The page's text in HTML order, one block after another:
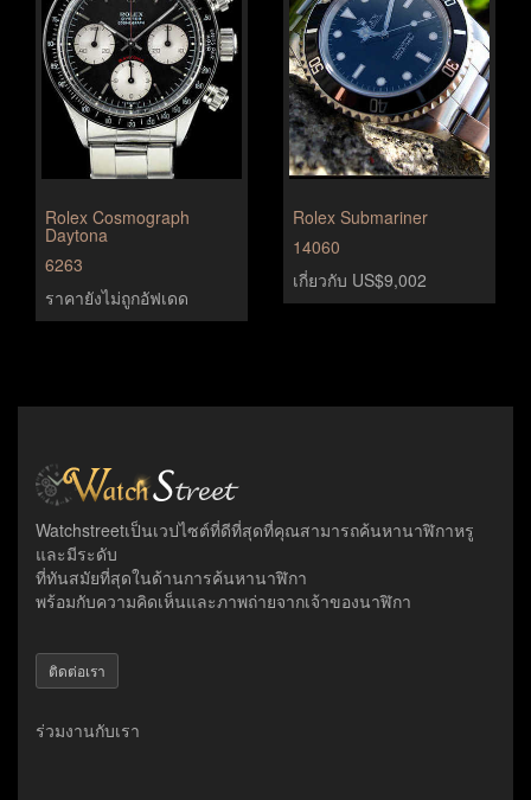
Rolex Cosmograph
Daytona
6263
ราคายังไม่ถูกอัฟเดด
Rolex Submariner
14060
เกี่ยวกับ US$9,002
Watchstreetเป็นเวปไซต์ที่ดีที่สุดที่คุณสามารถค้นหานาฬิกาหรู
และมีระดับ
ที่ทันสมัยที่สุดในด้านการค้นหานาฬิกา
พร้อมกับความคิดเห็นและภาพถ่ายจากเจ้าของนาฬิกา
ติดต่อเรา
ร่วมงานกับเรา